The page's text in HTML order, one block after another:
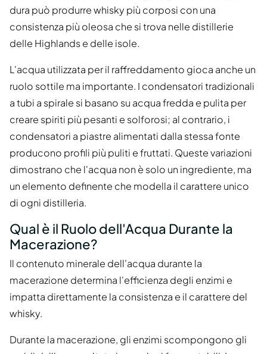
dura può produrre whisky più corposi con una
consistenza più oleosa che si trova nelle distillerie
delle Highlands e delle isole.
L'acqua utilizzata per il raffreddamento gioca anche un
ruolo sottile ma importante. I condensatori tradizionali
a tubi a spirale si basano su acqua fredda e pulita per
creare spiriti più pesanti e solforosi; al contrario, i
condensatori a piastre alimentati dalla stessa fonte
producono profili più puliti e fruttati. Queste variazioni
dimostrano che l'acqua non è solo un ingrediente, ma
un elemento definente che modella il carattere unico
di ogni distilleria.
Qual è il Ruolo dell'Acqua Durante la
Macerazione?
Il contenuto minerale dell'acqua durante la
macerazione determina l'efficienza degli enzimi e
impatta direttamente la consistenza e il carattere del
whisky.
Durante la macerazione, gli enzimi scompongono gli